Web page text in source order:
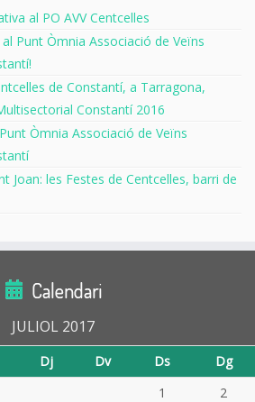
al PO AVV Centcelles
Punt Òmnia Associació de Veïns
de Constantí, a Tarragona,
Constantí 2016
Òmnia Associació de Veïns
Joan: les Festes de Centcelles, barri de
Calendari
JULIOL 2017
Dj Dv Ds
Dg
1
2